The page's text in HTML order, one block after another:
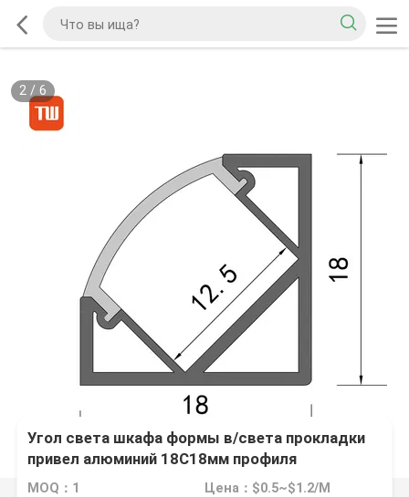
2/ 6
Угол света шкафа формы в/света прокладки
привел алюминий 18С18мм профиля
MOQ：1 Цена：$0.5~$1.2/M